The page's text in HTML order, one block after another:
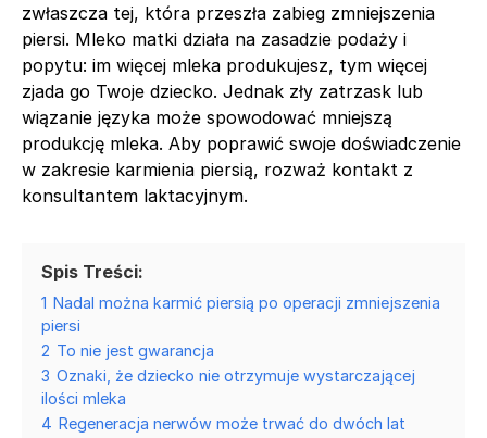
zwłaszcza tej, która przeszła zabieg zmniejszenia
piersi. Mleko matki działa na zasadzie podaży i
popytu: im więcej mleka produkujesz, tym więcej
zjada go Twoje dziecko. Jednak zły zatrzask lub
wiązanie języka może spowodować mniejszą
produkcję mleka. Aby poprawić swoje doświadczenie
w zakresie karmienia piersią, rozważ kontakt z
konsultantem laktacyjnym.
Spis Treści:
1 Nadal można karmić piersią po operacji zmniejszenia
piersi
2 To nie jest gwarancja
3 Oznaki, że dziecko nie otrzymuje wystarczającej
ilości mleka
4 Regeneracja nerwów może trwać do dwóch lat